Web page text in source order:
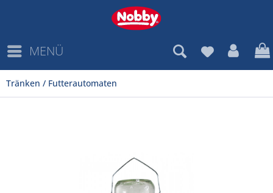
MENÜ
Tränken / Futterautomaten